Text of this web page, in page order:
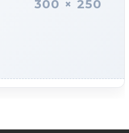
300 × 250